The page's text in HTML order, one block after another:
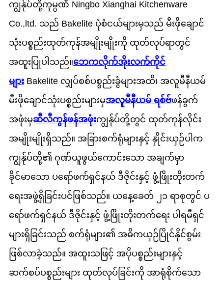
ကျွန်ုပ်တို့ကုမ္ပဏီ Ningbo Xianghai Kitchenware
Co.,ltd. သည် Bakelite ပုံစံငယ်များမှသည် မီးဖိုချောင်
သုံးပစ္စည်းထုတ်ကုန်အမျိုးမျိုးကို ထုတ်လုပ်ရာတွင်
အထူးပြုပါသည်။ဘေကလိုက်အိုးလက်ကိုင်
များ Bakelite လျှပ်စစ်ပစ္စည်းခွံများအထိ၊ အလူမီနီယမ်
မီးဖိုချောင်သုံးပစ္စည်းများမှအလူမီနီယမ် ရစ်ဗ်ဖန်ခွက်
အဖုံးမှဆီလီကွန်ဖန်အဖုံးကျွန်ုပ်တို့တွင် ထုတ်ကုန်လိုင်း
အမျိုးမျိုးရှိသည်။ အခြားစက်ရုံများနှင့် နှိုင်းယှဉ်ပါက
ကျွန်ုပ်တို့၏ ဂုဏ်ယူဖွယ်ကောင်းသော အချက်မှာ
ခိုင်မာသော ပရော်ဖက်ရှင်နယ် ဒီဇိုင်းနှင့် ဖွံ့ဖြိုးတိုးတက်
ရေးအဖွဲ့ရှိခြင်းပင်ဖြစ်သည်။ ယနေ့ခေတ် ၂၁ ရာစုတွင် ပ
ရော်ဖက်ရှင်နယ် ဒီဇိုင်းနှင့် ဖွံ့ဖြိုးတိုးတက်ရေး ပါရမီရှင်
များရှိခြင်းသည် စက်ရုံများ၏ အဓိကယှဉ်ပြိုင်နိုင်စွမ်း
ဖြစ်လာခဲ့သည်။ အထူးသဖြင့် အပိုပစ္စည်းများနှင့်
ဆက်စပ်ပစ္စည်းများ ထုတ်လုပ်ခြင်းကို အာရုံစိုက်သော